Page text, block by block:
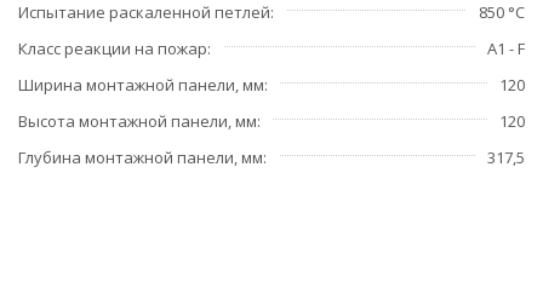
Испытание раскаленной петлей
850 °C
Класс реакции на пожар
A1 - F
Ширина монтажной панели, мм
120
Высота монтажной панели, мм
120
Глубина монтажной панели, мм
317,5